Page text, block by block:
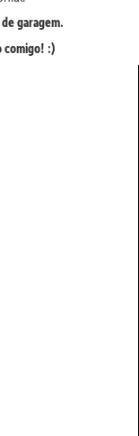
garagem.
comigo! :)